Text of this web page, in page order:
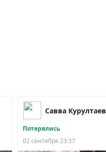
Савва Курултаев
Потерялись
02 сентября 23:37